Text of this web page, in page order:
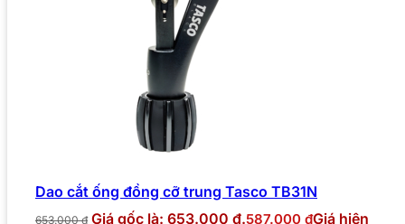
Dao cắt ống đồng cỡ trung Tasco TB31N
653.000₫ Giá gốc là: 653.000 ₫.587.000 ₫Giá hiện